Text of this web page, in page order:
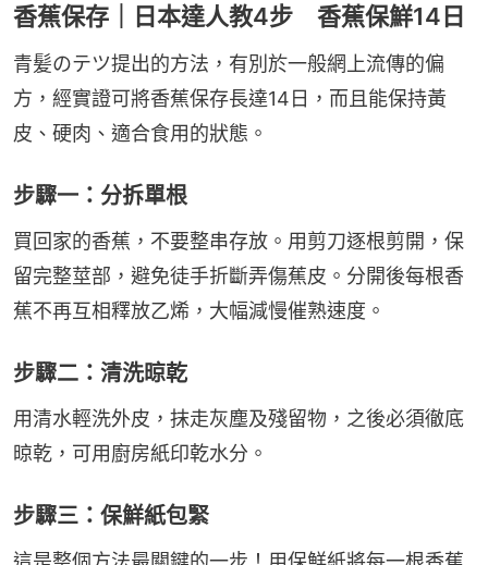
香蕉保存｜日本達人教4步 香蕉保鮮14日
青髪のテツ提出的方法，有別於一般網上流傳的偏
方，經實證可將香蕉保存長達14日，而且能保持黃
皮、硬肉、適合食用的狀態。
步驟一：分拆單根
買回家的香蕉，不要整串存放。用剪刀逐根剪開，保
留完整莖部，避免徒手折斷弄傷蕉皮。分開後每根香
蕉不再互相釋放乙烯，大幅減慢催熟速度。
步驟二：清洗晾乾
用清水輕洗外皮，抹走灰塵及殘留物，之後必須徹底
晾乾，可用廚房紙印乾水分。
步驟三：保鮮紙包緊